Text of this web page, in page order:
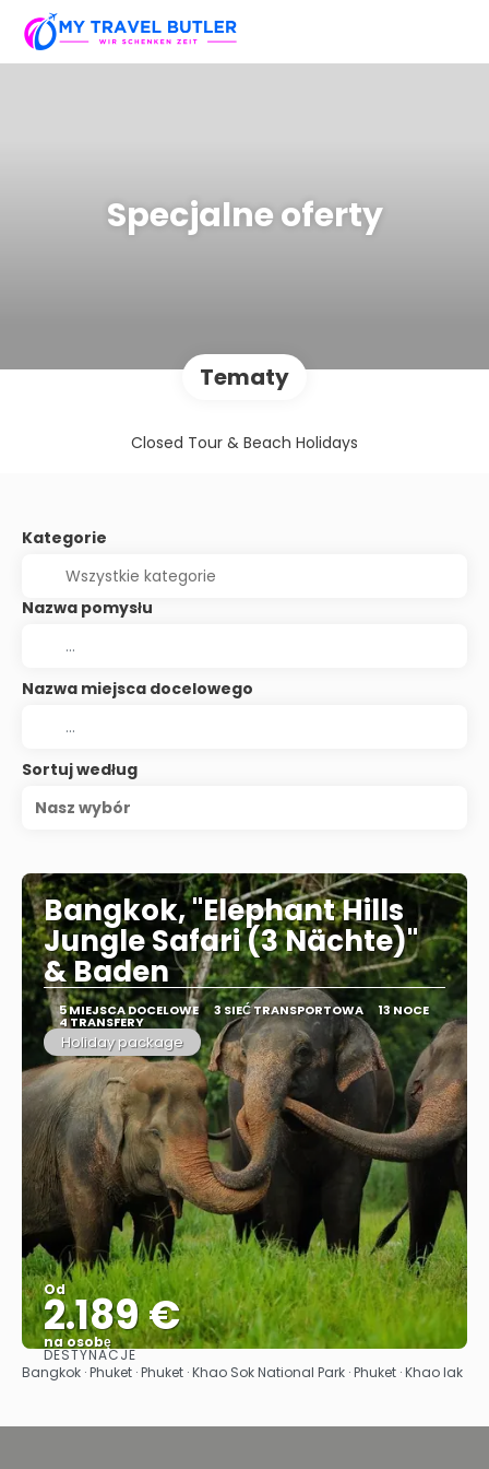
Specjalne oferty
Tematy
Closed Tour & Beach Holidays
Kategorie
Nazwa pomysłu
Nazwa miejsca docelowego
Sortuj według
Nasz wybór
Bangkok, "Elephant Hills
Jungle Safari (3 Nächte)"
& Baden
5 MIEJSCA DOCELOWE 3 SIEĆ TRANSPORTOWA 13 NOCE
4 TRANSFERY
Holiday package
Od
2.189 €
na osobę
Zobacz
DESTYNACJE
Bangkok · Phuket · Phuket · Khao Sok National Park · Phuket · Khao lak